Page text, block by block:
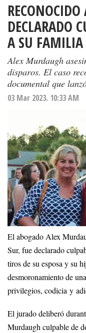
DECLARADO
A SU FAMILIA
Alex Murdaugh
disparos. El caso
documental que
03 Mar 2023. 10:33 AM
El abogado Alex
Sur, fue declarado
tiros de su esposa y su
desmoronamiento de
privilegios, codicia y
El jurado deliberó
Murdaugh culpable de